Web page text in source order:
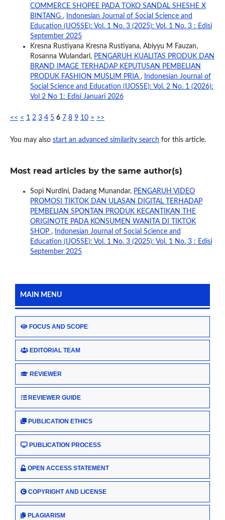
COMMERCE SHOPEE PADA TOKO SANDAL SHESHE X
BINTANG ,
Indonesian Journal of Social Science and
Education (IJOSSE): Vol. 1 No. 3 (2025): Vol. 1 No. 3 : Edisi
September 2025
Kresna Rustiyana Kresna Rustiyana, Abiyyu M Fauzan,
Rosanna Wulandari, PENGARUH KUALITAS PRODUK DAN
BRAND IMAGE TERHADAP KEPUTUSAN PEMBELIAN
PRODUK FASHION MUSLIM PRIA ,
Indonesian Journal of
Social Science and Education (IJOSSE): Vol. 2 No. 1 (2026):
Vol 2 No 1: Edisi Januari 2026
<< < 1 2 3 4 5 6 7 8 9 10 > >>
You may also start an advanced similarity search for this article.
Most read articles by the same author(s)
Sopi Nurdini, Dadang Munandar, PENGARUH VIDEO
PROMOSI TIKTOK DAN ULASAN DIGITAL TERHADAP
PEMBELIAN SPONTAN PRODUK KECANTIKAN THE
ORIGINOTE PADA KONSUMEN WANITA DI TIKTOK
SHOP ,
Indonesian Journal of Social Science and
Education (IJOSSE): Vol. 1 No. 3 (2025): Vol. 1 No. 3 : Edisi
September 2025
MAIN MENU
FOCUS AND SCOPE
EDITORIAL TEAM
REVIEWER
REVIEWER GUIDE
PUBLICATION ETHICS
PUBLICATION PROCESS
OPEN ACCESS STATEMENT
COPYRIGHT AND LICENSE
PLAGIARISM